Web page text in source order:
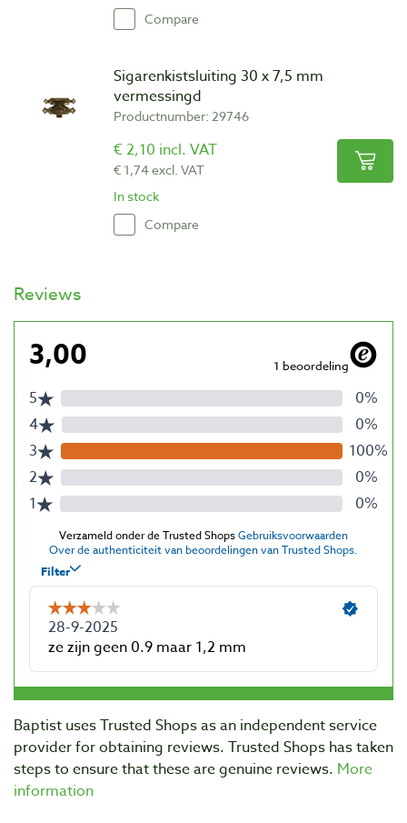
Compare
Sigarenkistsluiting 30 x 7,5 mm
vermessingd
Productnumber: 29746
€ 2,10 incl. VAT
€ 1,74 excl. VAT
In stock
Compare
Reviews
Baptist uses Trusted Shops as an independent service
provider for obtaining reviews. Trusted Shops has taken
steps to ensure that these are genuine reviews. More
information